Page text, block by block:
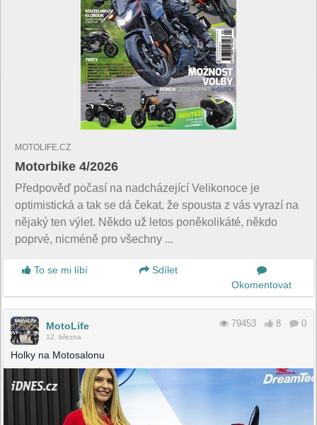
MOTOLIFE.CZ
Motorbike 4/2026
Předpověď počasí na nadcházející Velikonoce je
optimistická a tak se dá čekat, že spousta z vás vyrazí na
nějaký ten výlet. Někdo už letos poněkolikáté, někdo
poprvé, nicméně pro všechny ...
To se mi líbí
Sdílet
Okomentovat
MotoLife
12. března
79453 8 0
Holky na Motosalonu